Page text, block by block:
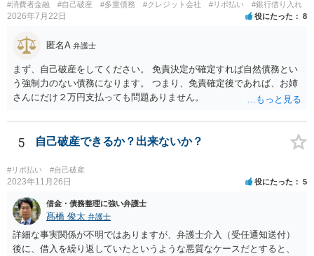
#消費者金融 #自己破産 #多重債務 #クレジット会社 #リボ払い #銀行借り入れ
2026年7月22日 役にたった 8
匿名A 弁護士
まず、自己破産をしてください。 免責決定が確定すれば自然債務とい
う強制力のない債務になります。 つまり、免責確定後であれば、お姉
さんにだけ２万円支払っても問題ありません。
5 自己破産できるか？出来ないか？
#リボ払い #自己破産
2023年11月26日 役にたった 5
借金・債務整理に強い弁護士
髙橋 俊太 弁護士
詳細な事実関係が不明ではありますが、弁護士介入（受任通知送付）
後に、借入を繰り返していたというような悪質なケースだとすると、